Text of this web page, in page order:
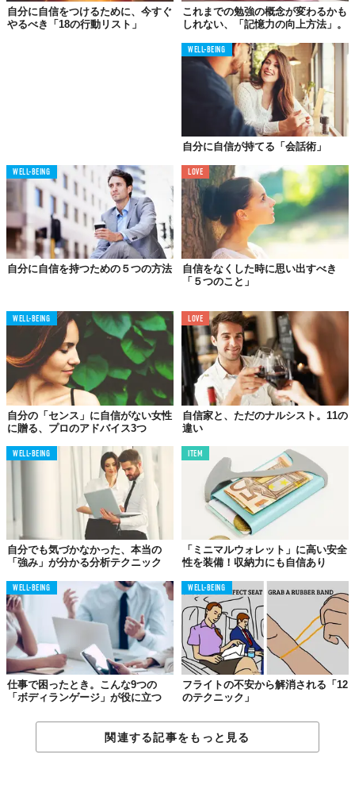
助けを求めるのは弱さのサイン。知識、スキル、経験の不足を意
味する。多くの人がこう感じています。自分に不信感を抱いてい
るときは、なおのこと。そして、もっとも辛いのは、実際よりも
自信がなさそうに周囲から見られることです。
ところが、真実はまったくその逆。つまり、自信のある人には、
自分の弱さを認めるだけの器量と余裕がある。現に彼らはしばし
ば助けを求めます。なぜなら、助けが必要な自分を認める余裕が
あり、求めることで大きな敬意を伝わることを知っているから。
「力を貸してくれる？」それは、相手の知見や判断力を熟知し、
そこに敬意を払っている証拠でもあります。
アシストを得るだけでなく、より堂々とした人物にも見られるは
ず。これは、双方にメリットのある行動なのだから。
04．
自分の失敗を笑い話にする
が「自信」です。自分の非を認めることができる人は、失敗さえ
他人と共有し、自分の経験が教訓として語られることを恥だなん
て考えません。失敗を笑い話にできるのです。
心にゆとりがあれば、あなただって悪く見られることを厭わない
でしょう？変に気取らず、誠実な人間でいれば、周囲からバカに
されないことを、あなた自身がよく分かっているはずです。
自分の印象を実際よりも上げようなんて思わないこと。完璧に振
舞おうとするより、その逆を行くべきなのです。つまりは“人間ら
しく”振る舞うこと。うわべだけ取りつくろったところで、本物の
自信は生まれません。それは、“ありのまま”に基づくものだか
ら。
こまめな運動で
ネガティブ物質を除去
自分に自信をつけるために、今すぐ
やるべき「18の行動リスト」
これまでの勉強の概念が変わるかも
しれない、「記憶力の向上方法」。
WELL-BEING
自分に自信が持てる「会話術」
WELL-BEING
自分に自信を持つための５つの方法
LOVE
自信をなくした時に思い出すべき
「５つのこと」
WELL-BEING
自分の「センス」に自信がない女性
に贈る、プロのアドバイス3つ
LOVE
自信家と、ただのナルシスト。11の
違い
WELL-BEING
自分でも気づかなかった、本当の
「強み」が分かる分析テクニック
ITEM
「ミニマルウォレット」に高い安全
性を装備！収納力にも自信あり
WELL-BEING
仕事で困ったとき。こんな9つの
「ボディランゲージ」が役に立つ
WELL-BEING
フライトの不安から解消される「12
のテクニック」
関連する記事をもっと見る